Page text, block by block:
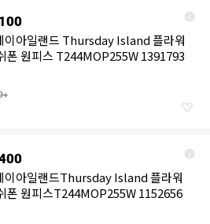
이아일랜드 Thursday Island 플라워
폰 원피스 T244MOP255W 1391793
이아일랜드Thursday Island 플라워
폰 원피스T244MOP255W 1152656